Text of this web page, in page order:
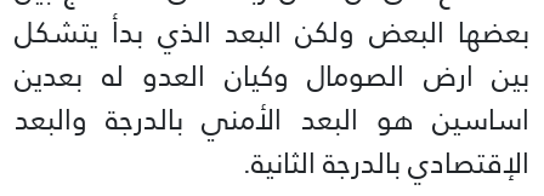
بعضها البعض ولكن البعد الذي بدأ يتشكل
بين ارض الصومال وكيان العدو له بعدين
اساسين هو البعد الأمني بالدرجة والبعد
الإقتصادي بالدرجة الثانية.